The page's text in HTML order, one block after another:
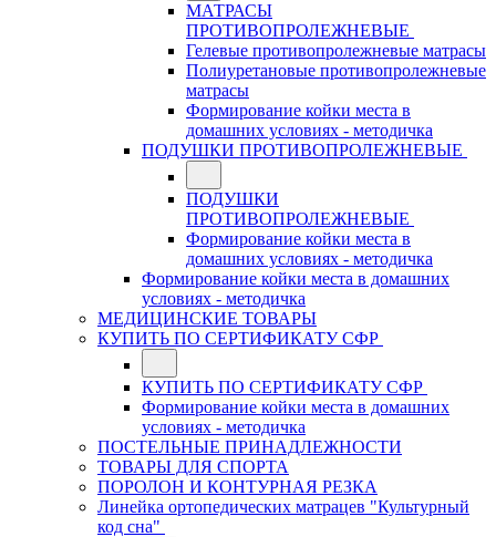
МАТРАСЫ
ПРОТИВОПРОЛЕЖНЕВЫЕ
Гелевые противопролежневые матрасы
Полиуретановые противопролежневые
матрасы
Формирование койки места в
домашних условиях - методичка
ПОДУШКИ ПРОТИВОПРОЛЕЖНЕВЫЕ
ПОДУШКИ
ПРОТИВОПРОЛЕЖНЕВЫЕ
Формирование койки места в
домашних условиях - методичка
Формирование койки места в домашних
условиях - методичка
МЕДИЦИНСКИЕ ТОВАРЫ
КУПИТЬ ПО СЕРТИФИКАТУ СФР
КУПИТЬ ПО СЕРТИФИКАТУ СФР
Формирование койки места в домашних
условиях - методичка
ПОСТЕЛЬНЫЕ ПРИНАДЛЕЖНОСТИ
ТОВАРЫ ДЛЯ СПОРТА
ПОРОЛОН И КОНТУРНАЯ РЕЗКА
Линейка ортопедических матрацев "Культурный
код сна"